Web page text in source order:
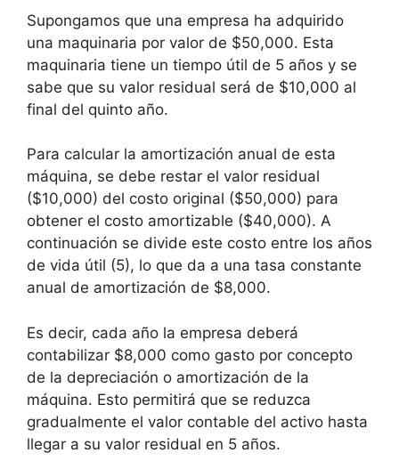
Supongamos que una empresa ha adquirido
una maquinaria por valor de $50,000. Esta
maquinaria tiene un tiempo útil de 5 años y se
sabe que su valor residual será de $10,000 al
final del quinto año.
Para calcular la amortización anual de esta
máquina, se debe restar el valor residual
($10,000) del costo original ($50,000) para
obtener el costo amortizable ($40,000). A
continuación se divide este costo entre los años
de vida útil (5), lo que da a una tasa constante
anual de amortización de $8,000.
Es decir, cada año la empresa deberá
contabilizar $8,000 como gasto por concepto
de la depreciación o amortización de la
máquina. Esto permitirá que se reduzca
gradualmente el valor contable del activo hasta
llegar a su valor residual en 5 años.